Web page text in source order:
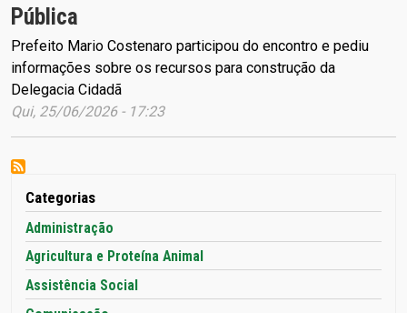
Pública
Prefeito Mario Costenaro participou do encontro e pediu
informações sobre os recursos para construção da
Delegacia Cidadã
Qui, 25/06/2026 - 17:23
Categorias
Administração
Agricultura e Proteína Animal
Assistência Social